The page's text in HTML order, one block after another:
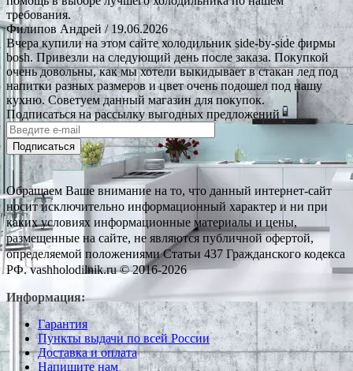
требования.
Филипов Андрей / 19.06.2026
Вчера купили на этом сайте холодильник side-by-side фирмы
bosh. Привезли на следующий день после заказа. Покупкой
очень довольны, как мы хотели выкидывает в стакан лед под
напитки разных размеров и цвет очень подошел под нашу
кухню. Советуем данный магазин для покупок.
Подписаться на рассылку выгодных предложений
Подписаться
Обращаем Ваше внимание на то, что данный интернет-сайт
носит исключительно информационный характер и ни при
каких условиях информационные материалы и цены,
размещенные на сайте, не являются публичной офертой,
определяемой положениями Статьи 437 Гражданского кодекса
РФ. vashholodilnik.ru © 2016-2026
Информация:
Гарантия
Пункты выдачи по всей России
Доставка и оплата
Напишите нам